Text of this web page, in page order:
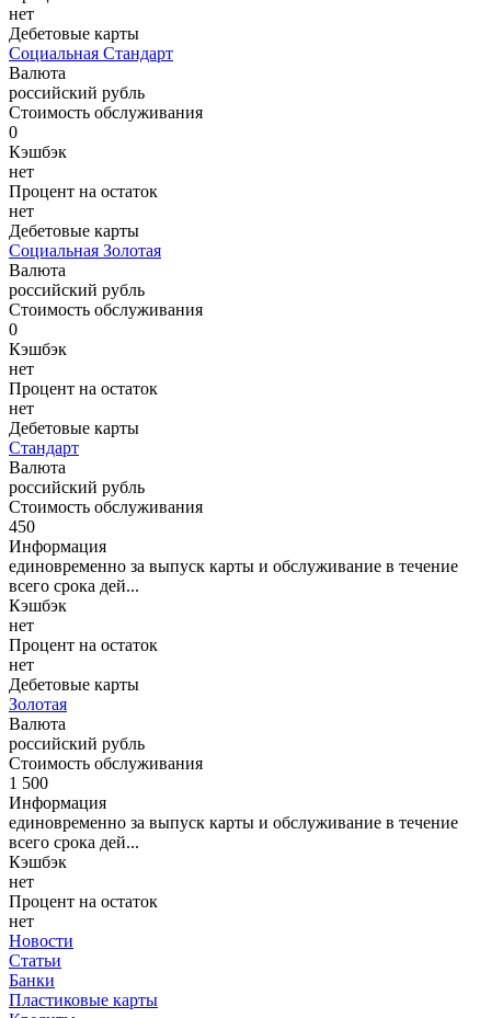
нет
Дебетовые карты
Социальная Стандарт
Валюта
российский рубль
Стоимость обслуживания
0
Кэшбэк
нет
Процент на остаток
нет
Дебетовые карты
Социальная Золотая
Валюта
российский рубль
Стоимость обслуживания
0
Кэшбэк
нет
Процент на остаток
нет
Дебетовые карты
Стандарт
Валюта
российский рубль
Стоимость обслуживания
450
Информация
единовременно за выпуск карты и обслуживание в течение
всего срока дей...
Кэшбэк
нет
Процент на остаток
нет
Дебетовые карты
Золотая
Валюта
российский рубль
Стоимость обслуживания
1 500
Информация
единовременно за выпуск карты и обслуживание в течение
всего срока дей...
Кэшбэк
нет
Процент на остаток
нет
Новости
Статьи
Банки
Пластиковые карты